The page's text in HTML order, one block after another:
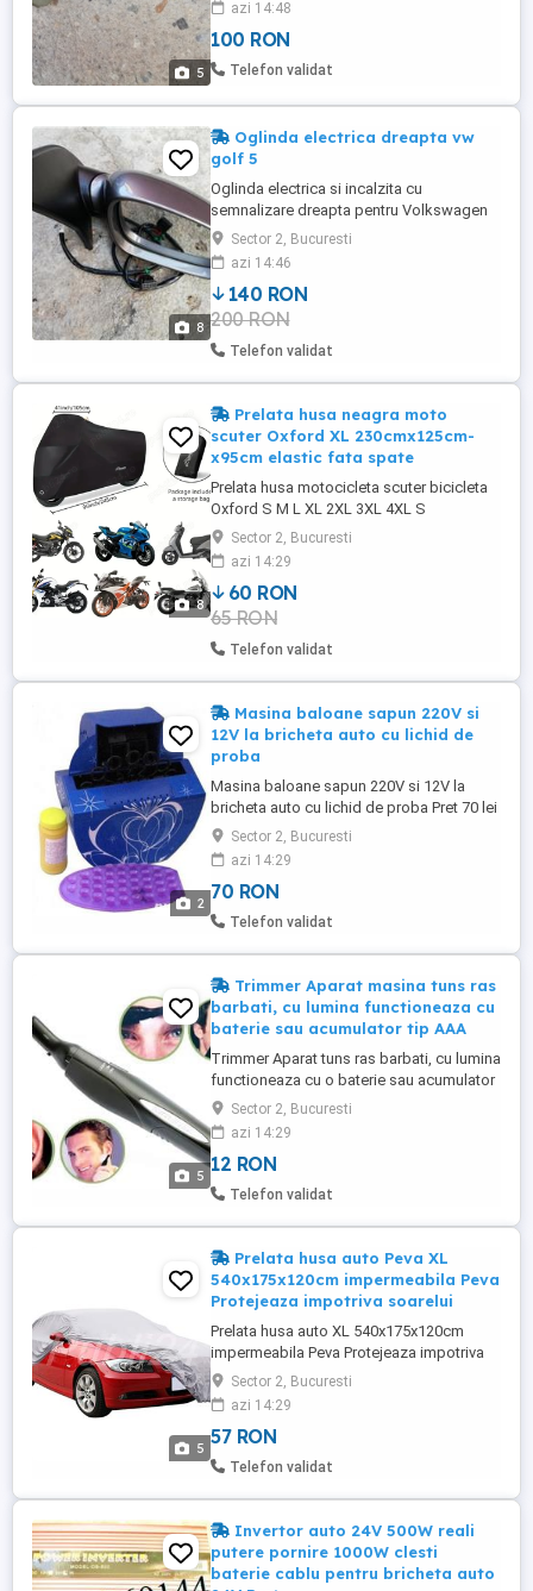
5
azi 14:48
100 RON
Telefon validat
8
Oglinda electrica dreapta vw
golf 5
Oglinda electrica si incalzita cu
semnalizare dreapta pentru Volkswagen
Golf 5 (2004 - 20009). Provine de la un Golf
din 2005 de 1.6 benzina. Stare buna.
Prinderi intacte. Culoare carcasa gri
sobolan. Produs de origine. Foto reale.
Pret fix.
Sector 2, Bucuresti
azi 14:46
140 RON
200 RON
Telefon validat
8
Prelata husa neagra moto
scuter Oxford XL 230cmx125cm­
x95cm elastic fata spate
Prelata husa motocicleta scuter bicicleta
Oxford S M L XL 2XL 3XL 4XL S
190cmx85cmx115cm 50lei, M
200cmx95cmx110cm 50lei, L
220cmx95cmx110cm 55lei, XL
230x95x125cm 60lei, XXL245X105X125CM
65CM, 70lei, XXXL 265x105x125cm 70lei,
XXXXL 295x110x140cm 80lei. elastic fata
spate, inchidere cu carabina pe spate, ...
Sector 2, Bucuresti
azi 14:29
60 RON
65 RON
Telefon validat
2
Masina baloane sapun 220V si
12V la bricheta auto cu lichid de
proba
Masina baloane sapun 220V si 12V la
bricheta auto cu lichid de proba Pret 70 lei
Livrare gratis in Bucuresti la Bucur Obor
sau prin curier. Telefon
Sector 2, Bucuresti
azi 14:29
70 RON
Telefon validat
5
Trimmer Aparat masina tuns ras
barbati, cu lumina functioneaza cu
baterie sau acumulator tip AAA
Trimmer Aparat tuns ras barbati, cu lumina
functioneaza cu o baterie sau acumulator
tip AAA Livrare gratis in Bucuresti la Bucur
Obor sau prin curier. Telefon . Peste 5
produse din anunturi 10% reducere.
Sector 2, Bucuresti
azi 14:29
12 RON
Telefon validat
5
Prelata husa auto Peva XL
540x175x120cm impermeabila Peva
Protejeaza impotriva soarelui
Prelata husa auto XL 540x175x120cm
impermeabila Peva Protejeaza impotriva
soarelui, ploii, grindinei, prafului si a
zapezii. Poate fi folosita la temperaturi
intre -40 +90 grade Livrare gratis in
Bucuresti la Bucur Obor sau prin curier.
Telefon 0770960144. Peste 5 produse din
Sector 2, Bucuresti
azi 14:29
57 RON
Telefon validat
Invertor auto 24V 500W reali
putere pornire 1000W clesti
baterie cablu pentru bricheta auto